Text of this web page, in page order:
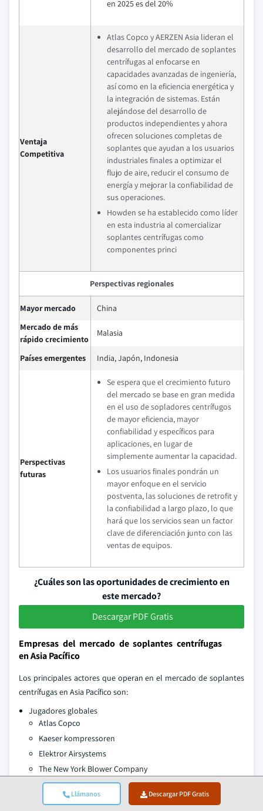
Llámanos Descargar PDF Gratis
en 2025 es del 20%
Ventaja
Competitiva
Atlas Copco y AERZEN Asia lideran el
desarrollo del mercado de soplantes
centrífugas al enfocarse en
capacidades avanzadas de ingeniería,
así como en la eficiencia energética y
la integración de sistemas. Están
alejándose del desarrollo de
productos independientes y ahora
ofrecen soluciones completas de
soplantes que ayudan a los usuarios
industriales finales a optimizar el
flujo de aire, reducir el consumo de
energía y mejorar la confiabilidad de
sus operaciones.
Howden se ha establecido como líder
en esta industria al comercializar
soplantes centrífugas como
componentes princi
Perspectivas regionales
Mayor mercado
China
Mercado de más
rápido crecimiento
Malasia
Países emergentes India, Japón, Indonesia
Perspectivas
futuras
Se espera que el crecimiento futuro
del mercado se base en gran medida
en el uso de sopladores centrífugos
de mayor eficiencia, mayor
confiabilidad y específicos para
aplicaciones, en lugar de
simplemente aumentar la capacidad.
Los usuarios finales pondrán un
mayor enfoque en el servicio
postventa, las soluciones de retrofit y
la confiabilidad a largo plazo, lo que
hará que los servicios sean un factor
clave de diferenciación junto con las
ventas de equipos.
¿Cuáles son las oportunidades de crecimiento en
este mercado?
Descargar PDF Gratis
Empresas del mercado de soplantes centrífugas
en Asia Pacífico
Los principales actores que operan en el mercado de soplantes
centrífugas en Asia Pacífico son:
Jugadores globales
Atlas Copco
Kaeser kompressoren
Elektror Airsystems
The New York Blower Company
Howden
ebm-papst India